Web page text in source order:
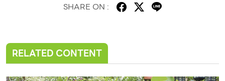
SHARE ON :
RELATED CONTENT